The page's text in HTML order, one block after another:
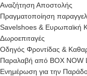
Αναζήτηση Αποστολής
Πραγματοποίηση
Savelshoes & Ευρωπαϊκή
Δωροεπιταγές
Οδηγός Φροντίδας &
Παραλαβή από BOX NOW
Ενημέρωση για την